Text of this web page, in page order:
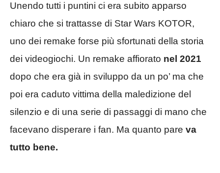
Unendo tutti i puntini ci era subito apparso
chiaro che si trattasse di Star Wars KOTOR,
uno dei remake forse più sfortunati della storia
dei videogiochi. Un remake affiorato nel 2021
dopo che era già in sviluppo da un po’ ma che
poi era caduto vittima della maledizione del
silenzio e di una serie di passaggi di mano che
facevano disperare i fan. Ma quanto pare va
tutto bene.